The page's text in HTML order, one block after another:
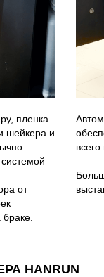
пленка
шейкера и
от
всего
HANRUN